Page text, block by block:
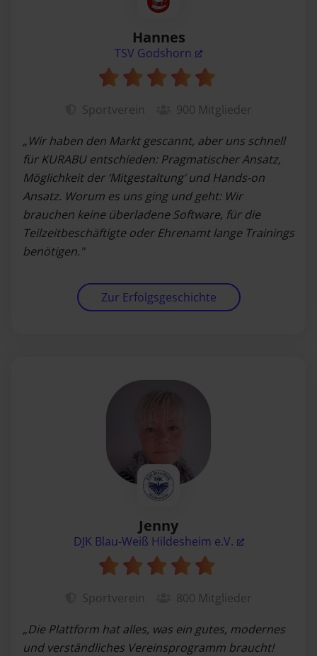
Hannes
TSV Godshorn
Sportverein 900 Mitglieder
„Wir haben den Markt gescannt, aber uns schnell
für KURABU entschieden: Pragmatischer Ansatz,
Möglichkeit der ‘Mitgestaltung’ und Hands-on
Ansatz. Worum es uns ging und geht: Wir
brauchen keine überladene Software, für die
Teilzeitbeschäftigte oder Ehrenamt lange Trainings
benötigen."
Zur Erfolgsgeschichte
Jenny
DJK Blau-Weiß Hildesheim e.V.
Sportverein 800 Mitglieder
„Die Plattform hat alles, was ein gutes, modernes
und verständliches Vereinsprogramm braucht!